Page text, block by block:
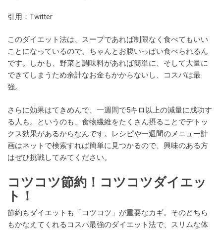
引用：Twitter
このダイエット法は、スープであれば制限なく食べてもいい
ことになっているので、ちゃんとお腹いっぱい食べられるん
です。しかも、野菜と調味料があれば簡単に、そして大量に
できてしまうため余計なお金もかからないし、コスパは最
強。
さらに効果はてきめんで、一週間で5キロ以上の減量に成功す
る人も。というのも、食物繊維をたくさん摂ることでデトッ
クス効果があるからなんです。レシピや一週間のメニュー計
画はネットで検索すれば簡単に見つかるので、興味のある方
はぜひ挑戦してみてください。
コツコツ節約！コツコツダイエッ
ト！
節約もダイエットも「コツコツ」が重要なカギ。そのどちら
もかなえてくれるコスパ最強のダイエット法で、スリムな体